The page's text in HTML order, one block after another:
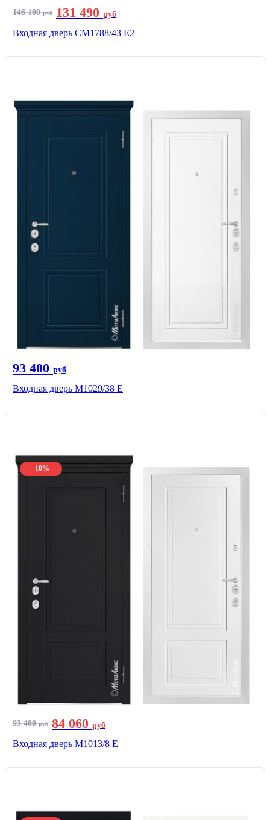
146 100руб 131 490 руб
Входная дверь СМ1788/43 E2
93 400 руб
Входная дверь М1029/38 E
-10%
93 400руб 84 060 руб
Входная дверь М1013/8 E